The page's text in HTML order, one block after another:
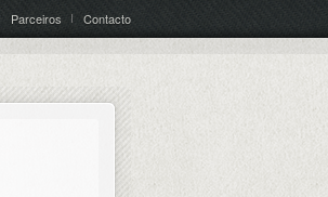
Parceiros Contacto